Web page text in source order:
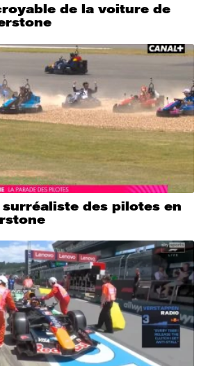
de la voiture de
des pilotes en